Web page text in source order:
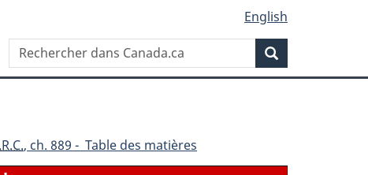
English
Rechercher
dans
Canada.ca
, ch. 889 - Table des matières